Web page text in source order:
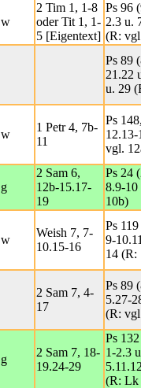
w
2 Tim 1, 1-8
oder Tit 1, 1-
5 [Eigentext]
Ps 96
2.3 u.
(R:
Ps 89
21.22
u. 29
w
1 Petr 4, 7b-
11
Ps
vgl.
g
2 Sam 6,
12b-15.17-
19
Ps 24
8.9-
10b)
w
Weish 7, 7-
10.15-16
Ps
9-
14 (R:
2 Sam 7, 4-
17
Ps 89
5.27-
(R:
g
2 Sam 7, 18-
19.24-29
Ps
1-2.3
(R: Lk